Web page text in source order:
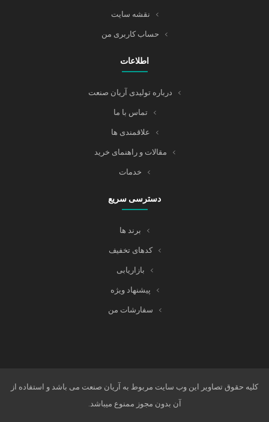
نقشه سایت
حساب کاربری من
اطلاعات
درباره تولیدی آریان صنعت
تماس با ما
علاقمندی ها
مقالات و راهنمای خرید
خدمات
دسترسی سریع
برند ها
کدهای تخفیف
بازاریابی
پیشنهاد ویژه
سفارشات من
کلیه حقوق تصاویر این وب سایت مربوط به آریان صنعت می باشد و استفاده از
آن بدون مجوز ممنوع میباشد.